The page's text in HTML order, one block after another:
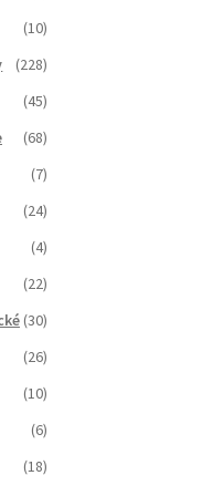
(10)
(228)
(45)
(68)
(7)
(24)
(4)
(22)
(30)
(26)
(10)
(6)
(18)